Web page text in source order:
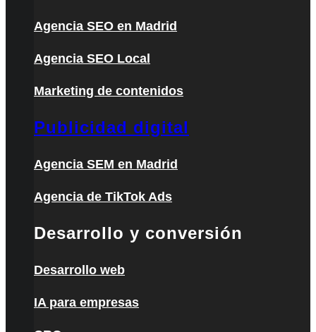
Agencia SEO en Madrid
Agencia SEO Local
Marketing de contenidos
Publicidad digital
Agencia SEM en Madrid
Agencia de TikTok Ads
Desarrollo y conversión
Desarrollo web
IA para empresas